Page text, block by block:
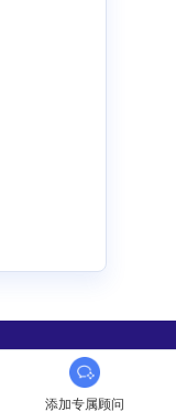
添加专属顾问